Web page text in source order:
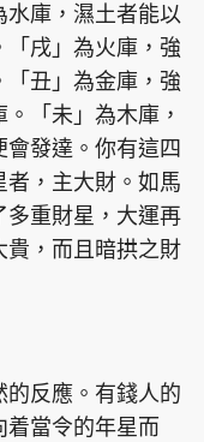
水庫，濕土者能以
「戌」為火庫，強
「丑」為金庫，強
「未」為木庫，
發達。你有這四
者，主大財。如馬
多重財星，大運再
貴，而且暗拱之財
反應。有錢人的
着當令的年星而